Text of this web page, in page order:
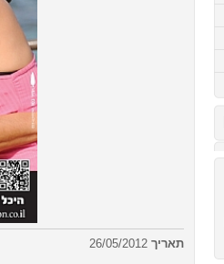
תאריך